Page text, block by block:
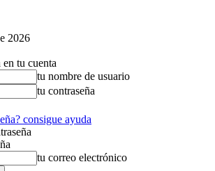
2026
tu cuenta
tu nombre de usuario
tu contraseña
consigue ayuda
tu correo electrónico